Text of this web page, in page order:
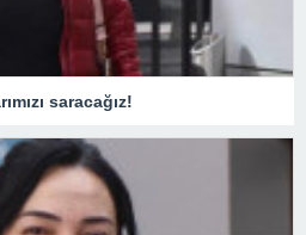
saracağız!